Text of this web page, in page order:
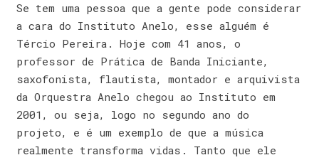
Se tem uma pessoa que a gente pode considerar
a cara do Instituto Anelo, esse alguém é
Tércio Pereira. Hoje com 41 anos, o
professor de Prática de Banda Iniciante,
saxofonista, flautista, montador e arquivista
da Orquestra Anelo chegou ao Instituto em
2001, ou seja, logo no segundo ano do
projeto, e é um exemplo de que a música
realmente transforma vidas. Tanto que ele